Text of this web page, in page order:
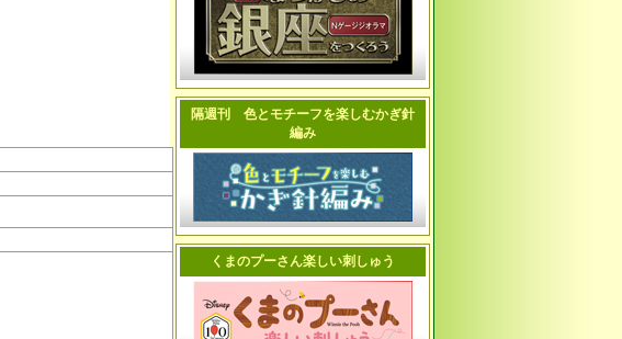
隔週刊 色とモチーフを楽しむかぎ針
編み
くまのプーさん楽しい刺しゅう